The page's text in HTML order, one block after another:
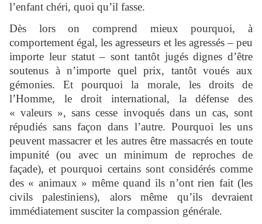
l’enfant chéri, quoi qu’il fasse.
Dès lors on comprend mieux pourquoi, à
comportement égal, les agresseurs et les agressés – peu
importe leur statut – sont tantôt jugés dignes d’être
soutenus à n’importe quel prix, tantôt voués aux
gémonies. Et pourquoi la morale, les droits de
l’Homme, le droit international, la défense des
« valeurs », sans cesse invoqués dans un cas, sont
répudiés sans façon dans l’autre. Pourquoi les uns
peuvent massacrer et les autres être massacrés en toute
impunité (ou avec un minimum de reproches de
façade), et pourquoi certains sont considérés comme
des « animaux » même quand ils n’ont rien fait (les
civils palestiniens), alors même qu’ils devraient
immédiatement susciter la compassion générale.